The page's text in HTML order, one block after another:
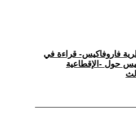
فاروفاكيس- قراءة في
حول -الإقطاعية